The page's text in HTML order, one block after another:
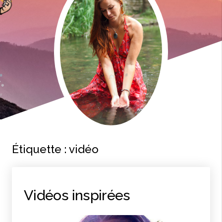
Étiquette : vidéo
Vidéos inspirées